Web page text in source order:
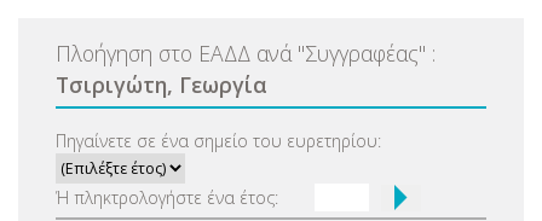
Πλοήγηση στο ΕΑΔΔ ανά "Συγγραφέας" :
Τσιριγώτη, Γεωργία
Πηγαίνετε σε ένα σημείο του ευρετηρίου:
Ή πληκτρολογήστε ένα έτος: